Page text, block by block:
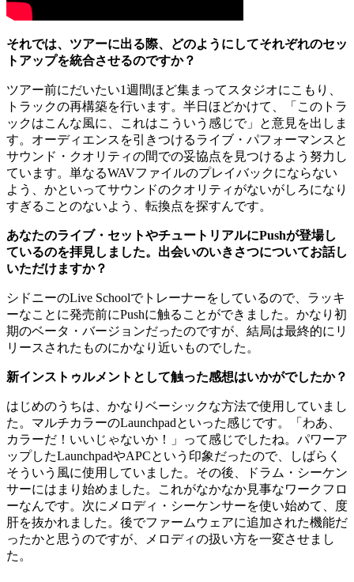
それでは、ツアーに出る際、どのようにしてそれぞれのセッ
トアップを統合させるのですか？
ツアー前にだいたい1週間ほど集まってスタジオにこもり、
トラックの再構築を行います。半日ほどかけて、「このトラ
ックはこんな風に、これはこういう感じで」と意見を出しま
す。オーディエンスを引きつけるライブ・パフォーマンスと
サウンド・クオリティの間での妥協点を見つけるよう努力し
ています。単なるWAVファイルのプレイバックにならない
よう、かといってサウンドのクオリティがないがしろになり
すぎることのないよう、転換点を探すんです。
あなたのライブ・セットやチュートリアルにPushが登場し
ているのを拝見しました。出会いのいきさつについてお話し
いただけますか？
シドニーのLive Schoolでトレーナーをしているので、ラッキ
ーなことに発売前にPushに触ることができました。かなり初
期のベータ・バージョンだったのですが、結局は最終的にリ
リースされたものにかなり近いものでした。
新インストゥルメントとして触った感想はいかがでしたか？
はじめのうちは、かなりベーシックな方法で使用していまし
た。マルチカラーのLaunchpadといった感じです。「わあ、
カラーだ！いいじゃないか！」って感じでしたね。パワーア
ップしたLaunchpadやAPCという印象だったので、しばらく
そういう風に使用していました。その後、ドラム・シーケン
サーにはまり始めました。これがなかなか見事なワークフロ
ーなんです。次にメロディ・シーケンサーを使い始めて、度
肝を抜かれました。後でファームウェアに追加された機能だ
ったかと思うのですが、メロディの扱い方を一変させまし
た。